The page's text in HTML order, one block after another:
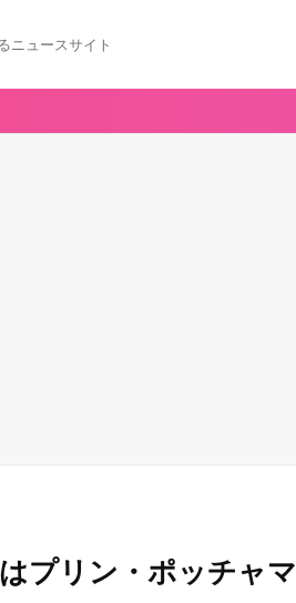
ニュースサイト
プリン・ポッチャマ